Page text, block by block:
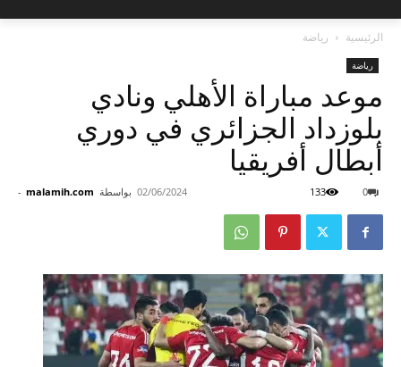
الرئيسية رياضة
رياضة
موعد مباراة الأهلي ونادي
بلوزداد الجزائري في دوري
أبطال أفريقيا
بواسطة malamih.com
- 02/06/2024 0
133